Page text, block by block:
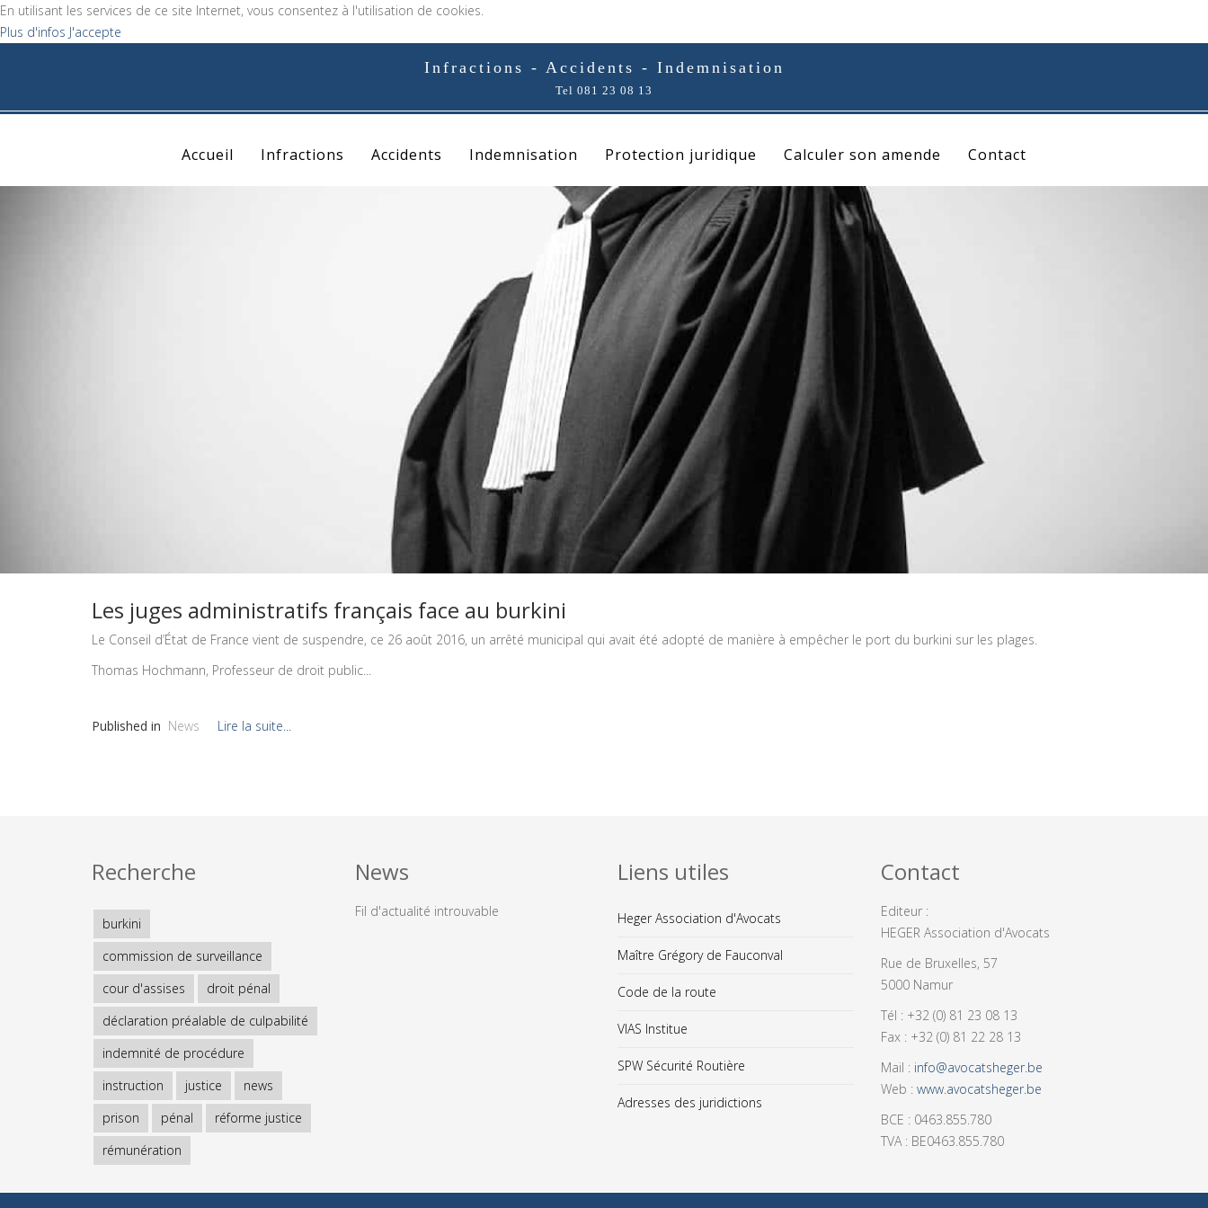
En utilisant les services de ce site Internet, vous consentez à l'utilisation de cookies.
Plus d'infos J'accepte
Infractions - Accidents - Indemnisation
Tel 081 23 08 13
Accueil Infractions Accidents Indemnisation Protection juridique Calculer son amende Contact
Les juges administratifs français face au burkini
Le Conseil d’État de France vient de suspendre, ce 26 août 2016, un arrêté municipal qui avait été adopté de manière à empêcher le port du burkini sur les plages.
Thomas Hochmann, Professeur de droit public...
Published in News Lire la suite...
Recherche
burkini
commission de surveillance
cour d'assises
droit pénal
déclaration préalable de culpabilité
indemnité de procédure
instruction
justice
news
prison
pénal
réforme justice
rémunération
News
Fil d'actualité introuvable
Liens utiles
Heger Association d'Avocats
Maître Grégory de Fauconval
Code de la route
VIAS Institue
SPW Sécurité Routière
Adresses des juridictions
Contact
Editeur :
HEGER Association d'Avocats
Rue de Bruxelles, 57
5000 Namur
Tél : +32 (0) 81 23 08 13
Fax : +32 (0) 81 22 28 13
Mail : info@avocatsheger.be
Web : www.avocatsheger.be
BCE : 0463.855.780
TVA : BE0463.855.780